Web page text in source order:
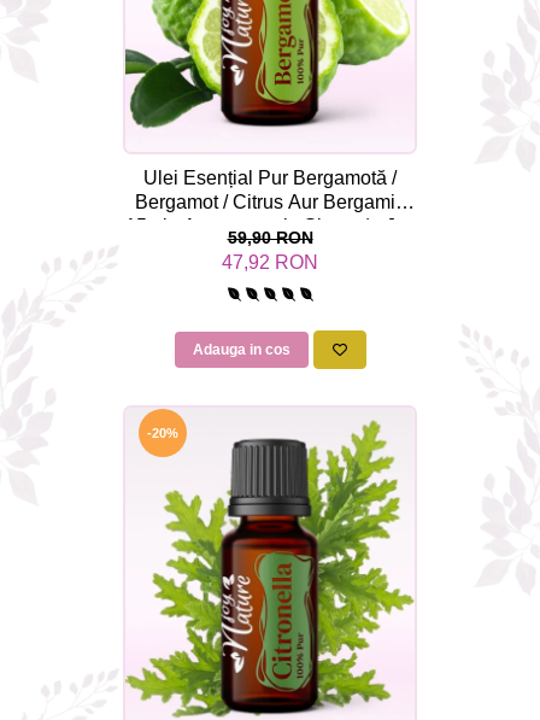
Ulei Esențial Pur Bergamotă /
Bergamot / Citrus Aur Bergamia
15ml - Aromaterapie Sigura | nJoy
Nature
59,90 RON
47,92 RON
Adauga in cos
-20%